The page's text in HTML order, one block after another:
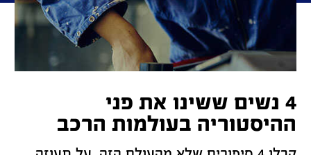
4 נשים ששינו את פני
ההיסטוריה בעולמות הרכב